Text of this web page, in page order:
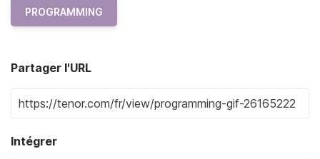
PROGRAMMING
Partager l'URL
Intégrer